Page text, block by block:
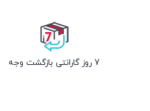
7 روز گارانتی بازگشت وجه